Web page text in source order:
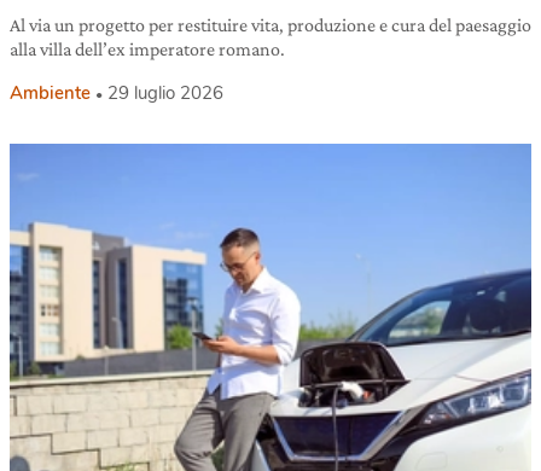
Al via un progetto per restituire vita, produzione e cura del paesaggio
alla villa dell’ex imperatore romano.
Ambiente 29 luglio 2026